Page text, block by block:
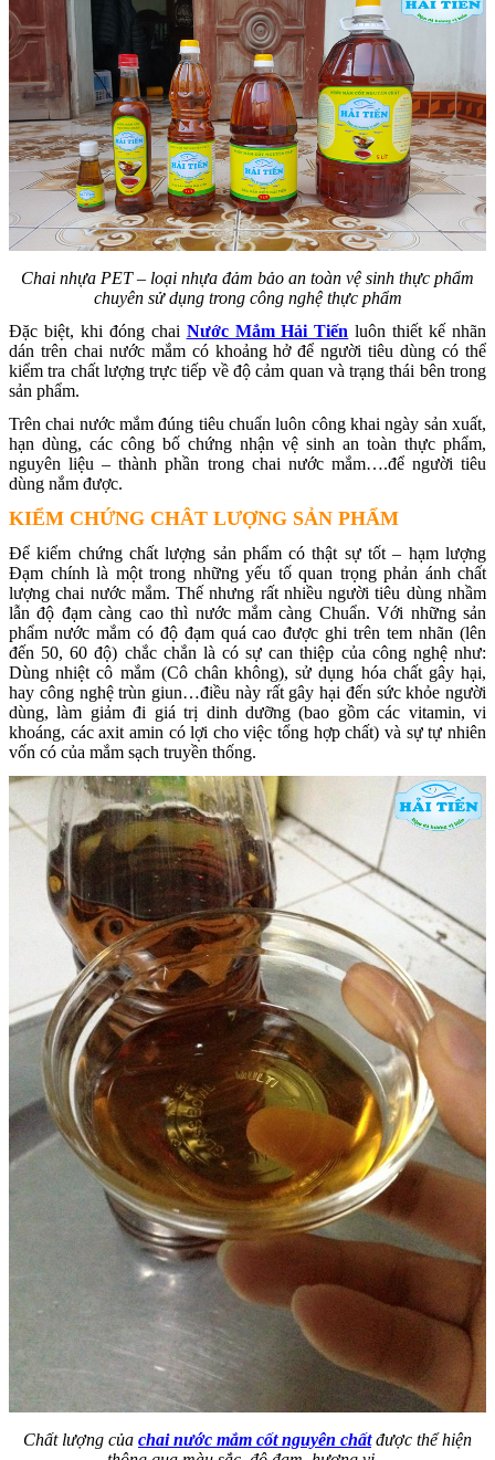
Chai nhựa PET – loại nhựa đảm bảo an toàn vệ sinh thực phẩm
chuyên sử dụng trong công nghệ thực phẩm
Đặc biệt, khi đóng chai Nước Mắm Hải Tiến luôn thiết kế nhãn
dán trên chai nước mắm có khoảng hở để người tiêu dùng có thể
kiểm tra chất lượng trực tiếp về độ cảm quan và trạng thái bên trong
sản phẩm.
Trên chai nước mắm đúng tiêu chuẩn luôn công khai ngày sản xuất,
hạn dùng, các công bố chứng nhận vệ sinh an toàn thực phẩm,
nguyên liệu – thành phần trong chai nước mắm….để người tiêu
dùng nắm được.
KIỂM CHỨNG CHÂT LƯỢNG SẢN PHẨM
Để kiểm chứng chất lượng sản phẩm có thật sự tốt – hạm lượng
Đạm chính là một trong những yếu tố quan trọng phản ánh chất
lượng chai nước mắm. Thế nhưng rất nhiều người tiêu dùng nhầm
lẫn độ đạm càng cao thì nước mắm càng Chuẩn. Với những sản
phẩm nước mắm có độ đạm quá cao được ghi trên tem nhãn (lên
đến 50, 60 độ) chắc chắn là có sự can thiệp của công nghệ như:
Dùng nhiệt cô mắm (Cô chân không), sử dụng hóa chất gây hại,
hay công nghệ trùn giun…điều này rất gây hại đến sức khỏe người
dùng, làm giảm đi giá trị dinh dưỡng (bao gồm các vitamin, vi
khoáng, các axit amin có lợi cho việc tổng hợp chất) và sự tự nhiên
vốn có của mắm sạch truyền thống.
Chất lượng của chai nước mắm cốt nguyên chấtđược thể hiện